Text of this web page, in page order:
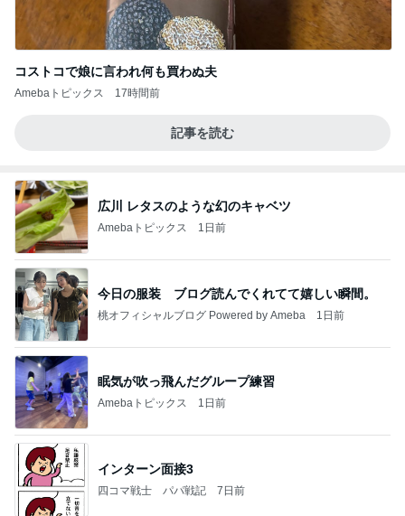
コストコで娘に言われ何も買わぬ夫
Amebaトピックス 17時間前
記事を読む
広川 レタスのような幻のキャベツ
Amebaトピックス 1日前
今日の服装 ブログ読んでくれてて嬉しい瞬間。
桃オフィシャルブログ Powered by Ameba 1日前
眠気が吹っ飛んだグループ練習
Amebaトピックス 1日前
インターン面接3
四コマ戦士 パパ戦記 7日前